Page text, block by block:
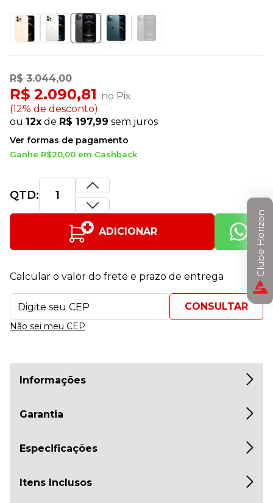
R$ 3.044,00
R$ 2.090,81 no Pix
(12% de desconto)
ou 12x de R$ 197,99 sem juros
Ver formas de pagamento
Ganhe R$20,00 em Cashback
QTD:
ADICIONAR
Calcular o valor do frete e prazo de entrega
Não sei meu CEP
Informações
Garantia
Especificações
Itens Inclusos
Clube Horizon